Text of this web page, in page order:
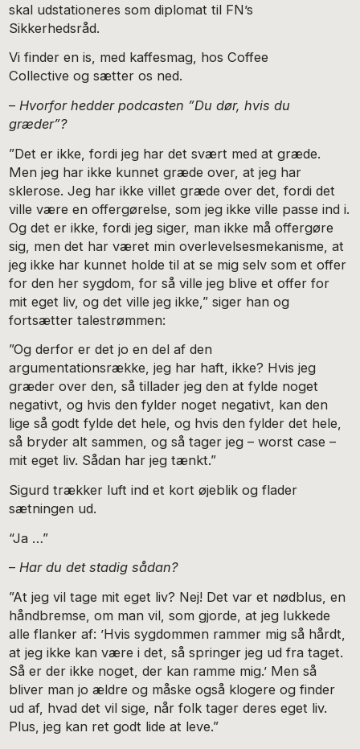
skal udstationeres som diplomat til FN’s
Sikkerhedsråd.
Vi finder en is, med kaffesmag, hos Coffee
Collective og sætter os ned.
– Hvorfor hedder podcasten ”Du dør, hvis du
græder”?
”Det er ikke, fordi jeg har det svært med at græde.
Men jeg har ikke kunnet græde over, at jeg har
sklerose. Jeg har ikke villet græde over det, fordi det
ville være en offergørelse, som jeg ikke ville passe ind i.
Og det er ikke, fordi jeg siger, man ikke må offergøre
sig, men det har været min overlevelsesmekanisme, at
jeg ikke har kunnet holde til at se mig selv som et offer
for den her sygdom, for så ville jeg blive et offer for
mit eget liv, og det ville jeg ikke,” siger han og
fortsætter talestrømmen:
”Og derfor er det jo en del af den
argumentationsrække, jeg har haft, ikke? Hvis jeg
græder over den, så tillader jeg den at fylde noget
negativt, og hvis den fylder noget negativt, kan den
lige så godt fylde det hele, og hvis den fylder det hele,
så bryder alt sammen, og så tager jeg – worst case –
mit eget liv. Sådan har jeg tænkt.”
Sigurd trækker luft ind et kort øjeblik og flader
sætningen ud.
“Ja …”
–Har du det stadig sådan?
”At jeg vil tage mit eget liv? Nej! Det var et nødblus, en
håndbremse, om man vil, som gjorde, at jeg lukkede
alle flanker af: ’Hvis sygdommen rammer mig så hårdt,
at jeg ikke kan være i det, så springer jeg ud fra taget.
Så er der ikke noget, der kan ramme mig.’ Men så
bliver man jo ældre og måske også klogere og finder
ud af, hvad det vil sige, når folk tager deres eget liv.
Plus, jeg kan ret godt lide at leve.”